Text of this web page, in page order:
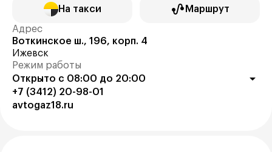
На такси Маршрут
Адрес
Воткинское ш., 196, корп. 4
Ижевск
Режим работы
Открыто с 08:00 до 20:00
+7 (3412) 20-98-01
avtogaz18.ru